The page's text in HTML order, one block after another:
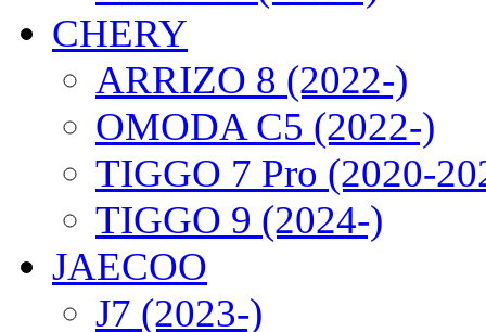
CHERY
ARRIZO 8 (2022-)
OMODA C5 (2022-)
TIGGO 7 Pro (2020-
TIGGO 9 (2024-)
JAECOO
J7 (2023-)